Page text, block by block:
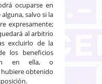
ocuparse en
salvo si la
expresamente;
al arbitrio
excluirlo de la
los beneficios
en ella, o
obtenido